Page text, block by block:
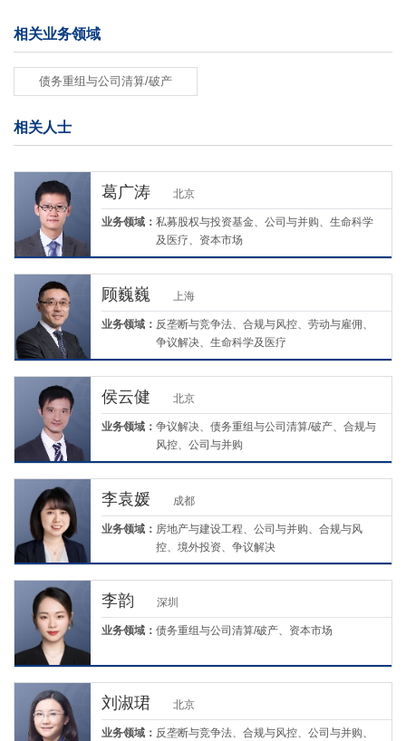
相关业务领域
债务重组与公司清算/破产
相关人士
葛广涛 北京
业务领域： 私募股权与投资基金、公司与并购、生命科学
及医疗、资本市场
顾巍巍 上海
业务领域： 反垄断与竞争法、合规与风控、劳动与雇佣、
争议解决、生命科学及医疗
侯云健 北京
业务领域： 争议解决、债务重组与公司清算/破产、合规与
风控、公司与并购
李袁媛 成都
业务领域： 房地产与建设工程、公司与并购、合规与风
控、境外投资、争议解决
李韵 深圳
业务领域： 债务重组与公司清算/破产、资本市场
刘淑珺 北京
业务领域： 反垄断与竞争法、合规与风控、公司与并购、